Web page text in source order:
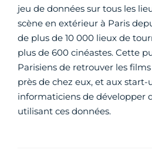
jeu de données sur tous les
scène en extérieur à Paris
de plus de 10 000 lieux de
plus de 600 cinéastes. Cette
Parisiens de retrouver les
près de chez eux, et aux start-
informaticiens de développer
utilisant ces données.